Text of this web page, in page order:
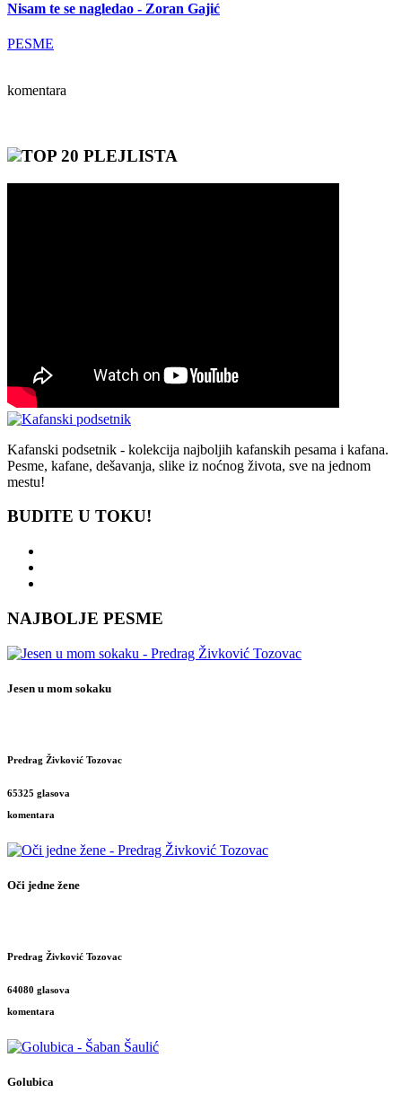
Nisam te se nagledao - Zoran Gajić
PESME
komentara
TOP 20 PLEJLISTA
Kafanski podsetnik - kolekcija najboljih kafanskih pesama i kafana.
Pesme, kafane, dešavanja, slike iz noćnog života, sve na jednom
mestu!
BUDITE U TOKU!
NAJBOLJE PESME
Jesen u mom sokaku
Predrag Živković Tozovac
65325 glasova
komentara
Oči jedne žene
Predrag Živković Tozovac
64080 glasova
komentara
Golubica